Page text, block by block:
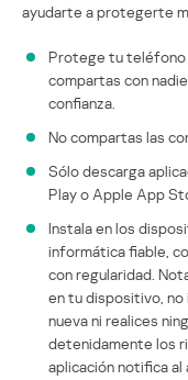
ayudarte a protegerte
Protege tu teléfono
compartas con
confianza.
No compartas las
Sólo descarga
Play o Apple App
Instala en los
informática fiable,
con regularidad.
en tu dispositivo, no
nueva ni realices
detenidamente los
aplicación notifica